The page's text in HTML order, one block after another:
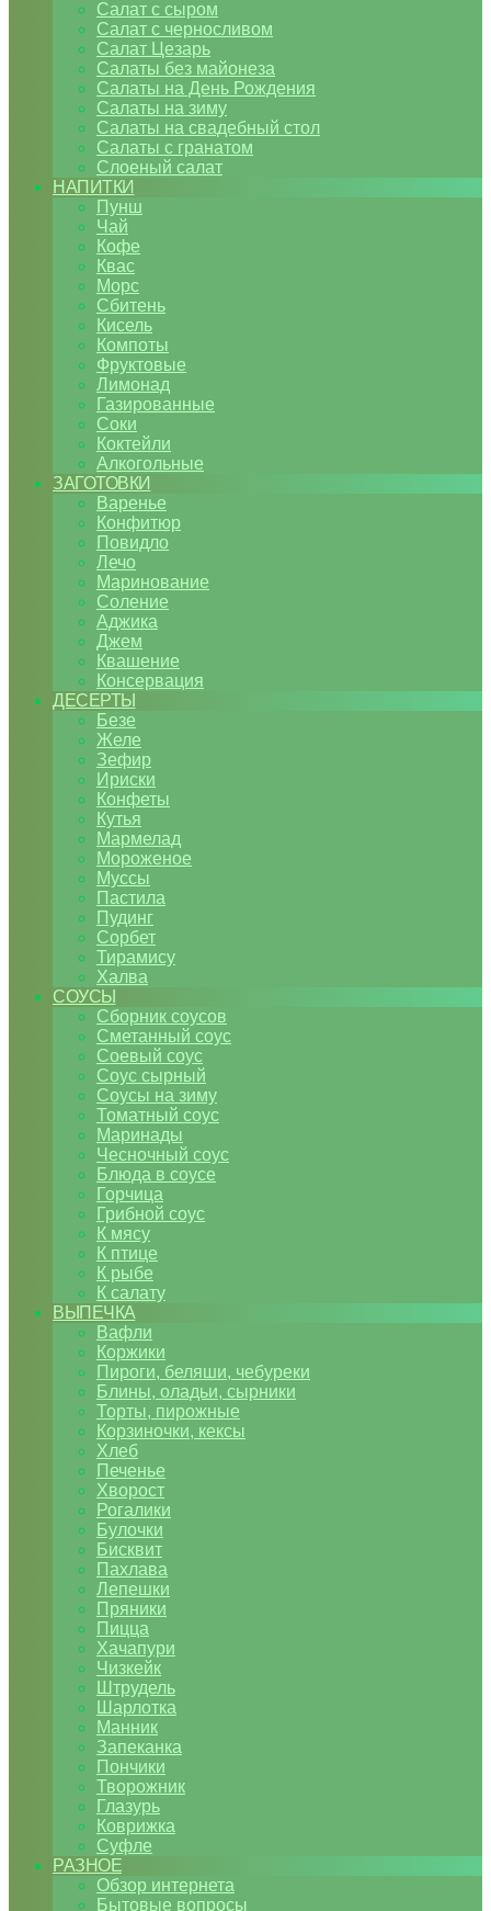
Салат с сыром
Салат с черносливом
Салат Цезарь
Салаты без майонеза
Салаты на День Рождения
Салаты на зиму
Салаты на свадебный стол
Салаты с гранатом
Слоеный салат
НАПИТКИ
Пунш
Чай
Кофе
Квас
Морс
Сбитень
Кисель
Компоты
Фруктовые
Лимонад
Газированные
Соки
Коктейли
Алкогольные
ЗАГОТОВКИ
Варенье
Конфитюр
Повидло
Лечо
Маринование
Соление
Аджика
Джем
Квашение
Консервация
ДЕСЕРТЫ
Безе
Желе
Зефир
Ириски
Конфеты
Кутья
Мармелад
Мороженое
Муссы
Пастила
Пудинг
Сорбет
Тирамису
Халва
СОУСЫ
Сборник соусов
Сметанный соус
Соевый соус
Соус сырный
Соусы на зиму
Томатный соус
Маринады
Чесночный соус
Блюда в соусе
Горчица
Грибной соус
К мясу
К птице
К рыбе
К салату
ВЫПЕЧКА
Вафли
Коржики
Пироги, беляши, чебуреки
Блины, оладьи, сырники
Торты, пирожные
Корзиночки, кексы
Хлеб
Печенье
Хворост
Рогалики
Булочки
Бисквит
Пахлава
Лепешки
Пряники
Пицца
Хачапури
Чизкейк
Штрудель
Шарлотка
Манник
Запеканка
Пончики
Творожник
Глазурь
Коврижка
Суфле
РАЗНОЕ
Обзор интернета
Бытовые вопросы